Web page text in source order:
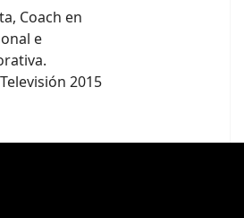
Coach en
e
2015